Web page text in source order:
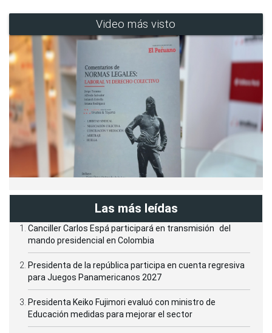
Video más visto
Las más leídas
Canciller Carlos Espá participará en transmisión del
mando presidencial en Colombia
Presidenta de la república participa en cuenta regresiva
para Juegos Panamericanos 2027
Presidenta Keiko Fujimori evaluó con ministro de
Educación medidas para mejorar el sector